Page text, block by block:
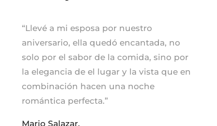
“Llevé a mi esposa por nuestro
aniversario, ella quedó encantada, no
solo por el sabor de la comida, sino por
la elegancia de el lugar y la vista que en
combinación hacen una noche
romántica perfecta.”
Mario Salazar.